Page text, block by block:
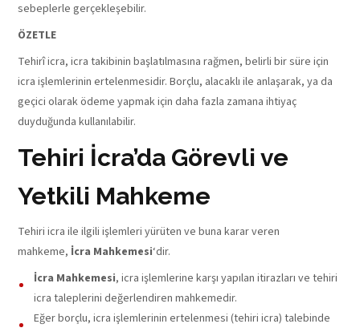
sebeplerle gerçekleşebilir.
ÖZETLE
Tehirî icra, icra takibinin başlatılmasına rağmen, belirli bir süre için
icra işlemlerinin ertelenmesidir. Borçlu, alacaklı ile anlaşarak, ya da
geçici olarak ödeme yapmak için daha fazla zamana ihtiyaç
duyduğunda kullanılabilir.
Tehiri İcra’da Görevli ve
Yetkili Mahkeme
Tehiri icra ile ilgili işlemleri yürüten ve buna karar veren
mahkeme, İcra Mahkemesi‘dir.
İcra Mahkemesi, icra işlemlerine karşı yapılan itirazları ve tehiri
icra taleplerini değerlendiren mahkemedir.
Eğer borçlu, icra işlemlerinin ertelenmesi (tehiri icra) talebinde